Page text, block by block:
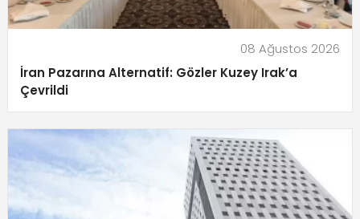
08 Ağustos 2026
İran Pazarına Alternatif: Gözler Kuzey Irak’a
Çevrildi